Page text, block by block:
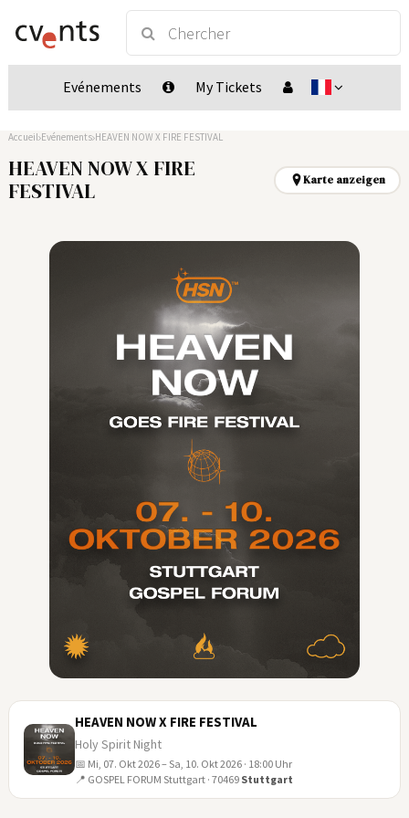
Evénements My Tickets
Accueil Evénements HEAVEN NOW X FIRE FESTIVAL
HEAVEN NOW X FIRE
FESTIVAL
Karte anzeigen
OKT
HEAVEN NOW X FIRE FESTIVAL
Holy Spirit Night
📅 Mi, 07. Okt 2026 – Sa, 10. Okt 2026 · 18:00 Uhr
📍 GOSPEL FORUM Stuttgart · 70469 Stuttgart